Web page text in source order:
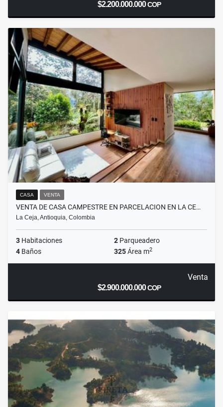
$2.200.000.000COP
CASA VENTA
VENTA DE CASA CAMPESTRE EN PARCELACION EN LA CE…
La Ceja, Antioquia, Colombia
3 Habitaciones 2 Parqueadero
4 Baños 325Área m2
Venta
$2.900.000.000COP